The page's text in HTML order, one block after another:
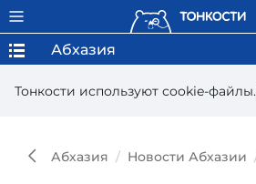
Тонкости используют сookie-файлы.
Абхазия
Абхазия Новости Абхазии